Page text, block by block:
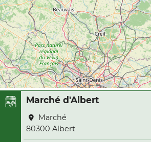
Marché d'Albert
Marché
80300 Albert